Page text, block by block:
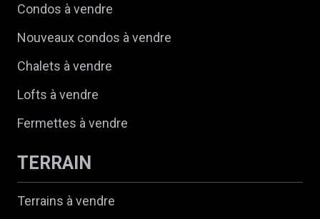
Condos à vendre
Nouveaux condos à vendre
Chalets à vendre
Lofts à vendre
Fermettes à vendre
TERRAIN
Terrains à vendre